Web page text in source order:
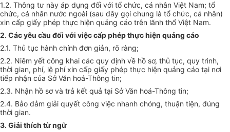
1.2. Thông tư này áp dụng đối với tổ chức, cá nhân Việt Nam; tổ
chức, cá nhân nước ngoài (sau đây gọi chung là tổ chức, cá nhân)
xin cấp giấy phép thực hiện quảng cáo trên lãnh thổ Việt Nam.
2. Các yêu cầu đối với việc cấp phép thực hiện quảng cáo
2.1. Thủ tục hành chính đơn giản, rõ ràng;
2.2. Niêm yết công khai các quy định về hồ sơ, thủ tục, quy trình,
thời gian, phí, lệ phí xin cấp giấy phép thực hiện quảng cáo tại nơi
tiếp nhận của Sở Văn hoá-Thông tin;
2.3. Nhận hồ sơ và trả kết quả tại Sở Văn hoá-Thông tin;
2.4. Bảo đảm giải quyết công việc nhanh chóng, thuận tiện, đúng
thời gian.
3. Giải thích từ ngữ